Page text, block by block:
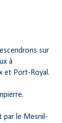
sur
à
et Port-Royal.
par le Mesnil-